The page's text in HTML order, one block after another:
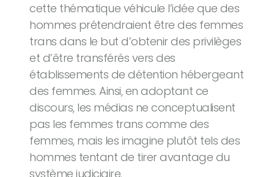
cette thématique véhicule l’idée que des
hommes prétendraient être des femmes
trans dans le but d’obtenir des privilèges
et d’être transférés vers des
établissements de détention hébergeant
des femmes. Ainsi, en adoptant ce
discours, les médias ne conceptualisent
pas les femmes trans comme des
femmes, mais les imagine plutôt tels des
hommes tentant de tirer avantage du
système judiciaire.